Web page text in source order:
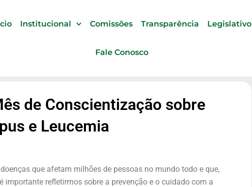
Institucional Comissões Transparência Legislativo
Fale Conosco
de Conscientização sobre
e Leucemia
que afetam milhões de pessoas no mundo todo e que,
importante refletirmos sobre a prevenção e o cuidado com a